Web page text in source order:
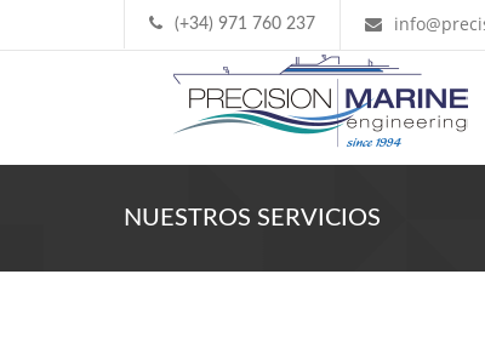
(+34) 971 760 237
NUESTROS SERVICIOS